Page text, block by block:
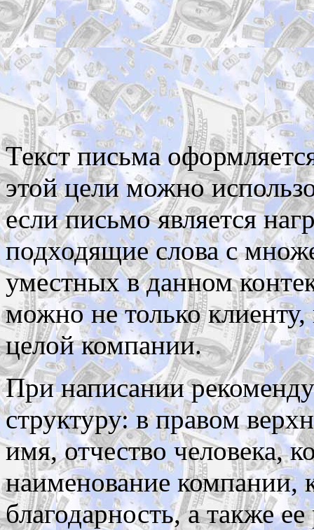
Текст письма
этой цели можно
если письмо является
подходящие слова с
уместных в данном
можно не только клиенту,
целой компании.
При написании
структуру: в правом
имя, отчество человека,
наименование компании,
благодарность, а также